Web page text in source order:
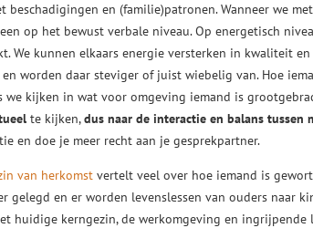
beschadigingen en (familie)patronen. Wanneer we
op het bewust verbale niveau. Op energetisch
We kunnen elkaars energie versterken in kwaliteit
worden daar steviger of juist wiebelig van. Hoe
we kijken in wat voor omgeving iemand is
te kijken,dus naar de interactie en balans tussen
en doe je meer recht aan je gesprekpartner.
van herkomst vertelt veel over hoe iemand is
gelegd en er worden levenslessen van ouders naar
huidige kerngezin, de werkomgeving en